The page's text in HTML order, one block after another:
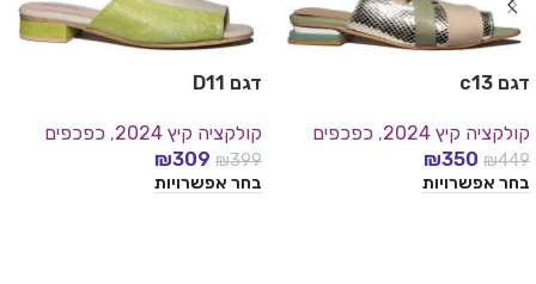
דגם c13
קולקציה קיץ 2024 , כפכפים
₪449
₪350
בחר אפשרויות
דגם D11
קולקציה קיץ 2024 , כפכפים
₪399
₪309
בחר אפשרויות